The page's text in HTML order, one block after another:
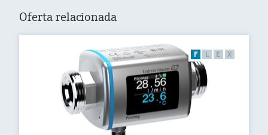
Oferta relacionada
F L E X